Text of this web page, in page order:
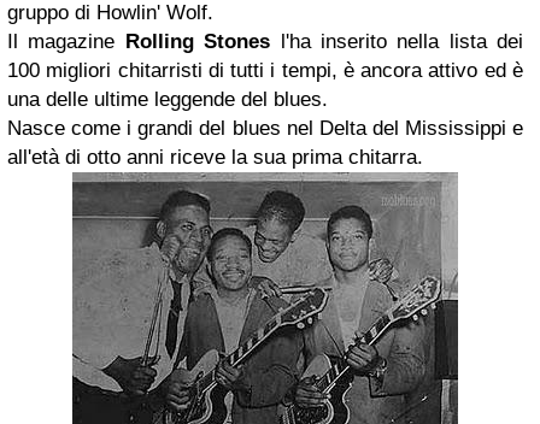
gruppo di Howlin' Wolf.
Il magazine Rolling Stones l'ha inserito nella lista dei
100 migliori chitarristi di tutti i tempi, è ancora attivo ed è
una delle ultime leggende del blues.
Nasce come i grandi del blues nel Delta del Mississippi e
all'età di otto anni riceve la sua prima chitarra.